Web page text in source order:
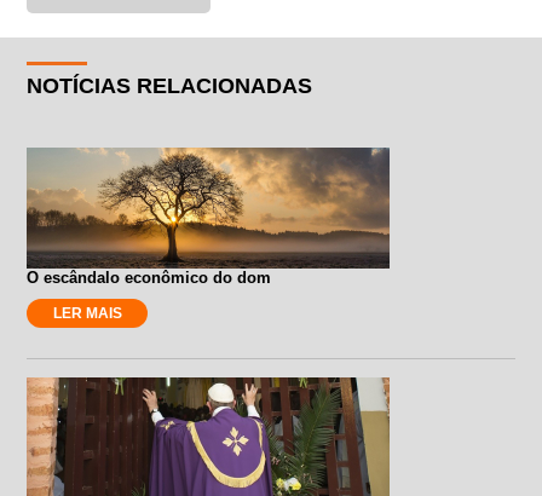
NOTÍCIAS RELACIONADAS
O escândalo econômico do dom
LER MAIS